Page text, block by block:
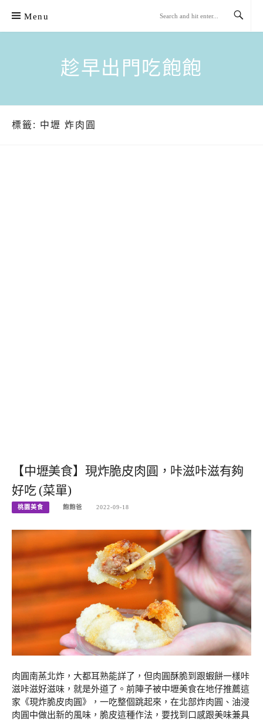
content
Menu
趁早出門吃飽飽
標籤: 中壢 炸肉圓
【中壢美食】現炸脆皮肉圓，咔滋咔滋有夠
好吃 (菜單)
桃園美食 飽飽爸 2022-09-18
肉圓南蒸北炸，大都耳熟能詳了，但肉圓酥脆到跟蝦餅一樣咔
滋咔滋好滋味，就是外道了。前陣子被中壢美食在地仔推薦這
家《現炸脆皮肉圓》，一吃整個跳起來，在北部炸肉圓、油浸
肉圓中做出新的風味，脆皮這種作法，要找到口感跟美味兼具